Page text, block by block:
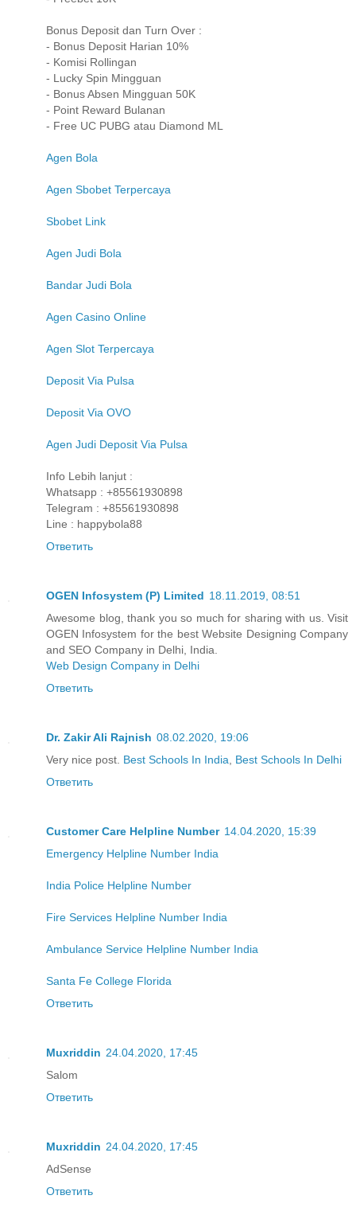
Bonus Deposit dan Turn Over :
- Bonus Deposit Harian 10%
- Komisi Rollingan
- Lucky Spin Mingguan
- Bonus Absen Mingguan 50K
- Point Reward Bulanan
- Free UC PUBG atau Diamond ML
Agen Bola
Agen Sbobet Terpercaya
Sbobet Link
Agen Judi Bola
Bandar Judi Bola
Agen Casino Online
Agen Slot Terpercaya
Deposit Via Pulsa
Deposit Via OVO
Agen Judi Deposit Via Pulsa
Info Lebih lanjut :
Whatsapp : +85561930898
Telegram : +85561930898
Line : happybola88
Ответить
OGEN Infosystem (P) Limited 18.11.2019, 08:51
Awesome blog, thank you so much for sharing with us. Visit
OGEN Infosystem for the best Website Designing Company
and SEO Company in Delhi, India.
Web Design Company in Delhi
Ответить
Dr. Zakir Ali Rajnish 08.02.2020, 19:06
Very nice post. Best Schools In India
Best Schools In Delhi
Ответить
Customer Care Helpline Number 14.04.2020, 15:39
Emergency Helpline Number India
India Police Helpline Number
Fire Services Helpline Number India
Ambulance Service Helpline Number India
Santa Fe College Florida
Ответить
Muxriddin 24.04.2020, 17:45
Salom
Ответить
Muxriddin 24.04.2020, 17:45
AdSense
Ответить